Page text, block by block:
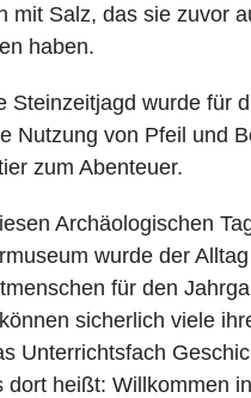
mit Salz, das sie zuvor
haben.
Steinzeitjagd wurde für
Nutzung von Pfeil und
zum Abenteuer.
Archäologischen
wurde der
für den
sicherlich viele
Unterrichtsfach
dort heißt: Willkommen